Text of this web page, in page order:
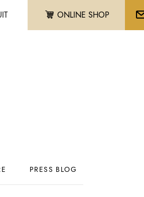
ONLINE SHOP
PRESS BLOG